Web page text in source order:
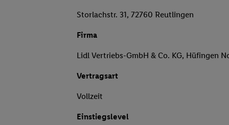
Storlachstr. 31, 72760 Reutlingen
Firma
Lidl Vertriebs-GmbH & Co. KG, Hüfingen
Vertragsart
Vollzeit
Einstiegslevel